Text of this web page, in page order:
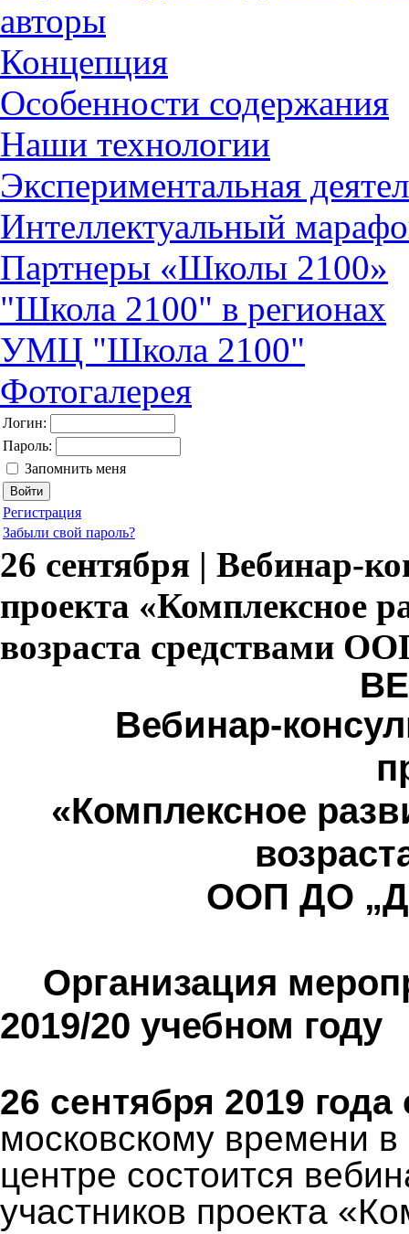
авторы
Концепция
Особенности содержания
Наши технологии
Экспериментальная
Интеллектуальный
Партнеры «Школы 2100»
"Школа 2100" в регионах
УМЦ "Школа 2100"
Фотогалерея
Логин:
Пароль:
Запомнить меня
Регистрация
Забыли свой пароль?
26 сентября | Вебинар-
проекта «Комплексное
возраста средствами
Вебинар-
«Комплексное
ООП ДО
Организация
2019/20 учебном году
26 сентября 2019
московскому времени
центре состоится
участников проекта